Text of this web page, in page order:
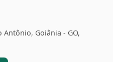
Antônio, Goiânia - GO,